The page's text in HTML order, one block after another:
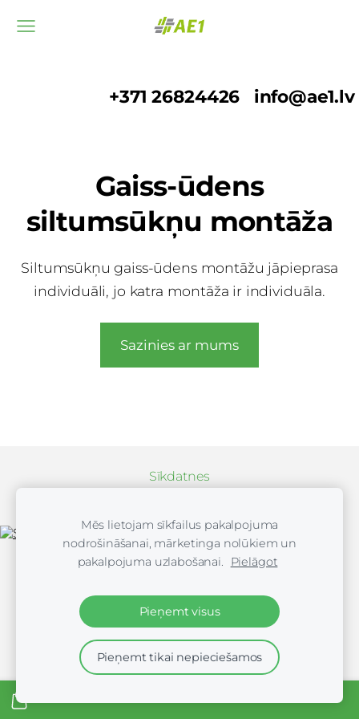
+371 26824426 info@ae1.lv
Gaiss-ūdens
siltumsūkņu montāža
Siltumsūkņu gaiss-ūdens montāžu jāpieprasa
individuāli, jo katra montāža ir individuāla.
Sazinies ar mums
Sīkdatnes
Xiaomi, Mēbeles, Dāvanas, Austiņas,
Mēs lietojam sīkfailus pakalpojuma
nodrošināšanai, mārketinga nolūkiem un
pakalpojuma uzlabošanai.
Pielāgot
Pieņemt visus
Pieņemt tikai nepieciešamos